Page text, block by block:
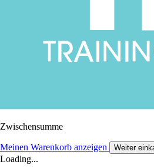
Zwischensumme
Meinen Warenkorb anzeigen Weiter
Loading...